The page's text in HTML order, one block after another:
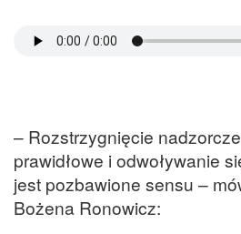
– Rozstrzygnięcie
prawidłowe i odwoływanie
jest pozbawione sensu –
Bożena Ronowicz: